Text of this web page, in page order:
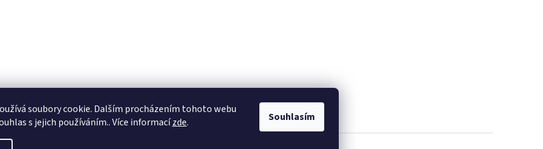
soubory cookie. Dalším procházením tohoto webu
s jejich používáním.. Více informacízde. Souhlasím